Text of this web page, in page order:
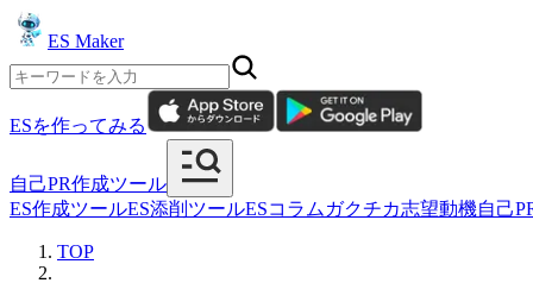
ES Maker
ESを作ってみる
自己PR作成ツール
ES作成ツールES添削ツールESコラム ガクチカ志望動機自己
TOP